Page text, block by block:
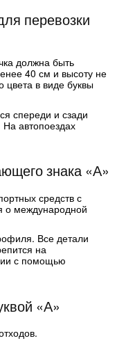
перевозки
должна быть
40 см и высоту не
цвета в виде буквы
спереди и сзади
автопоездах
знака «А»
средств с
о международной
Все детали
на
с помощью
«А»